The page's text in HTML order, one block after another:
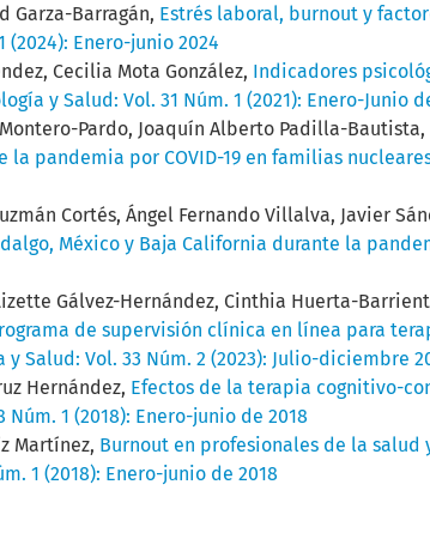
Garza-Barragán, Estrés laboral, burnout y
(2024): Enero-junio 2024
Cecilia Mota González, Indicadores
y Salud: Vol. 31 Núm. 1 (2021): Enero-Junio
Pardo, Joaquín Alberto Padilla-
pandemia por COVID-19 en familias
Cortés, Ángel Fernando Villalva, Javier
México y Baja California durante la
Gálvez-Hernández, Cinthia Huerta-
de supervisión clínica en línea para
y Salud: Vol. 33 Núm. 2 (2023): Julio-diciembre
Hernández, Efectos de la terapia cognitivo-
Núm. 1 (2018): Enero-junio de 2018
Martínez, Burnout en profesionales de la
1 (2018): Enero-junio de 2018